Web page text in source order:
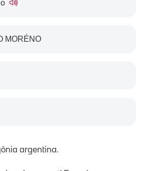
MORÉNO
argentina.